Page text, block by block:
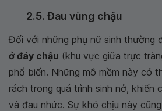
2.5. Đau vùng chậu
Đối với những phụ nữ sinh thường
ở đáy chậu (khu vực giữa trực
phổ biến. Những mô mềm này có
rách trong quá trình sinh nở, khiến
và đau nhức. Sự khó chịu này